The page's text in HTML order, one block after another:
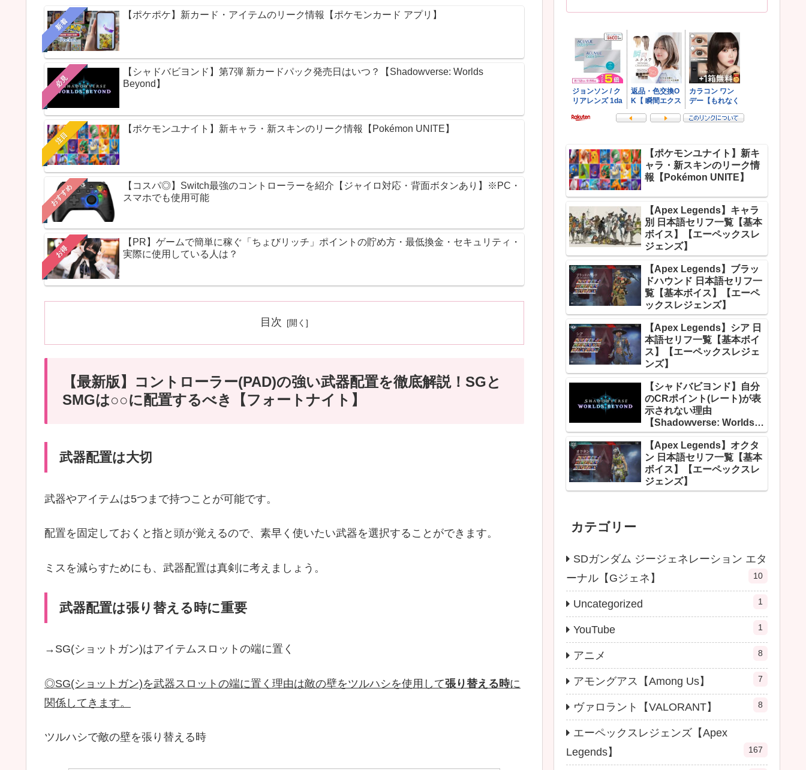
新着
【ポケポケ】新カード・アイテムのリーク情報【ポケモンカード アプリ】
必見
【シャドバビヨンド】第7弾 新カードパック発売日はいつ？【Shadowverse: Worlds
Beyond】
注目
【ポケモンユナイト】新キャラ・新スキンのリーク情報【Pokémon UNITE】
おすすめ
【コスパ◎】Switch最強のコントローラーを紹介【ジャイロ対応・背面ボタンあり】※PC・
スマホでも使用可能
お得
【PR】ゲームで簡単に稼ぐ「ちょびリッチ」ポイントの貯め方・最低換金・セキュリティ・
実際に使用している人は？
目次
【最新版】コントローラー(PAD)の強い武器配置を徹底解説！SGと
SMGは○○に配置するべき【フォートナイト】
武器配置は大切
武器やアイテムは5つまで持つことが可能です。
配置を固定しておくと指と頭が覚えるので、素早く使いたい武器を選択することができます。
ミスを減らすためにも、武器配置は真剣に考えましょう。
武器配置は張り替える時に重要
→SG(ショットガン)はアイテムスロットの端に置く
◎SG(ショットガン)を武器スロットの端に置く理由は敵の壁をツルハシを使用して張り替える時に
関係してきます。
ツルハシで敵の壁を張り替える時
【ポケモンユナイト】新キ
ャラ・新スキンのリーク情
報【Pokémon UNITE】
【Apex Legends】キャラ
別 日本語セリフ一覧【基本
ボイス】【エーペックスレ
ジェンズ】
【Apex Legends】ブラッ
ドハウンド 日本語セリフ一
覧【基本ボイス】【エーペ
ックスレジェンズ】
【Apex Legends】シア 日
本語セリフ一覧【基本ボイ
ス】【エーペックスレジェ
ンズ】
【シャドバビヨンド】自分
のCRポイント(レート)が表
示されない理由
【Shadowverse: Worlds
Beyond】
【Apex Legends】オクタ
ン 日本語セリフ一覧【基本
ボイス】【エーペックスレ
ジェンズ】
カテゴリー
SDガンダム ジージェネレーション エタ
ーナル【Gジェネ】
10
Uncategorized 1
YouTube 1
アニメ 8
アモングアス【Among Us】 7
ヴァロラント【VALORANT】 8
エーペックスレジェンズ【Apex
Legends】
167